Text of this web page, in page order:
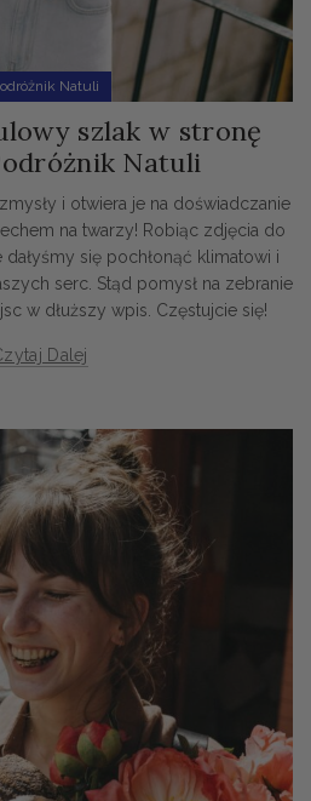
Natuli
szlak w stronę
Natuli
i otwiera je na doświadczanie
na twarzy! Robiąc zdjęcia do
się pochłonąć klimatowi i
serc. Stąd pomysł na zebranie
w dłuższy wpis. Częstujcie się!
Dalej